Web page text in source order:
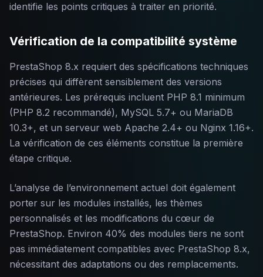
identifie les points critiques à traiter en priorité.
Vérification de la compatibilité système
PrestaShop 8.x requiert des spécifications techniques
précises qui diffèrent sensiblement des versions
antérieures. Les prérequis incluent PHP 8.1 minimum
(PHP 8.2 recommandé), MySQL 5.7+ ou MariaDB
10.3+, et un serveur web Apache 2.4+ ou Nginx 1.16+.
La vérification de ces éléments constitue la première
étape critique.
L’analyse de l’environnement actuel doit également
porter sur les modules installés, les thèmes
personnalisés et les modifications du cœur de
PrestaShop. Environ 40% des modules tiers ne sont
pas immédiatement compatibles avec PrestaShop 8.x,
nécessitant des adaptations ou des remplacements.